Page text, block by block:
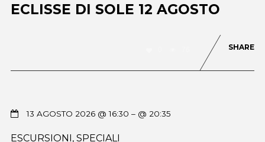
ECLISSE DI SOLE 12 AGOSTO
SHARE
13 AGOSTO 2026 @ 16:30 – @ 20:35
ESCURSIONI, SPECIALI